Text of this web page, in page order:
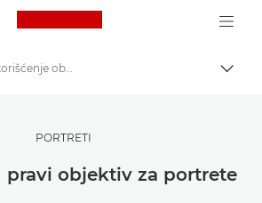
Canon Logo, back to
Pronađite inspiraciju | Saveti za fotografisanje / štampanje i vodiči za kupce
Saveti i tehnike za fotografiju i štampanje
Saveti i trikovi za korišćenje objektiva za portrete
PORTRETI
pravi objektiv za portrete